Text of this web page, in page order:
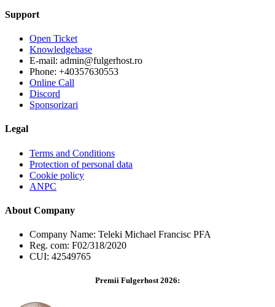
Support
Open Ticket
Knowledgebase
E-mail: admin@fulgerhost.ro
Phone: +40357630553
Online Call
Discord
Sponsorizari
Legal
Terms and Conditions
Protection of personal data
Cookie policy
ANPC
About Company
Company Name: Teleki Michael Francisc PFA
Reg. com: F02/318/2020
CUI: 42549765
Premii Fulgerhost 2026: